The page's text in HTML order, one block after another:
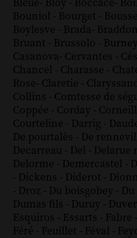
Bleue- Bloy - Boccace-
Bouniol - Bourget -
Boylesve - Brada- Braddon
Bruant - Brussolo - Burney
Casanova- Cervantes -
Chancel - Charasse -
Rose- Claretie -
Collins - Comtesse de
Coppée - Corday -
Courteline - Darrig -
De pourtalès - De
Decarreau - Del - Delarue
Delorme - Demercastel -
- Dickens - Diderot -
- Droz - Du boisgobey -
Dumas fils - Duruy -
Esquiros - Essarts - Fabre -
Féré - Feuillet - Féval -